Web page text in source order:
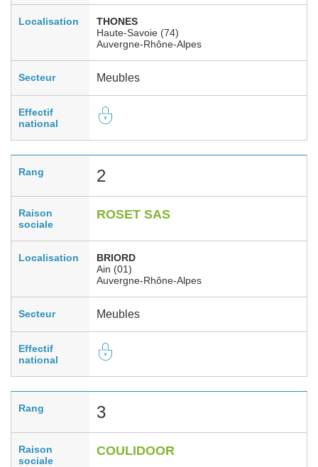
Localisation
THONES
Haute-Savoie (74)
Auvergne-Rhône-Alpes
Secteur Meubles
Effectif
national
Rang 2
Raison
sociale
ROSET SAS
Localisation
BRIORD
Ain (01)
Auvergne-Rhône-Alpes
Secteur Meubles
Effectif
national
Rang 3
Raison
sociale
COULIDOOR